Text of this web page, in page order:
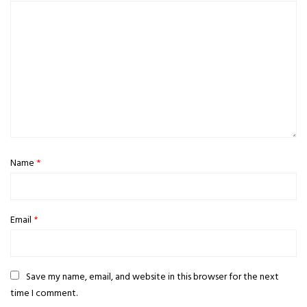
Name *
Email *
Save my name, email, and website in this browser for the next
time I comment.